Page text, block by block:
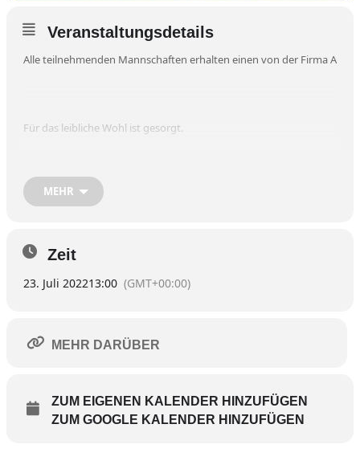
Veranstaltungsdetails
Alle teilnehmenden Mannschaften erhalten einen von der Firma
Für das leibliche Wohl ist gesorgt.
MEHR
Zeit
23. Juli 202213:00 (GMT+00:00)
MEHR DARÜBER
ZUM EIGENEN KALENDER HINZUFÜGEN
ZUM GOOGLE KALENDER HINZUFÜGEN